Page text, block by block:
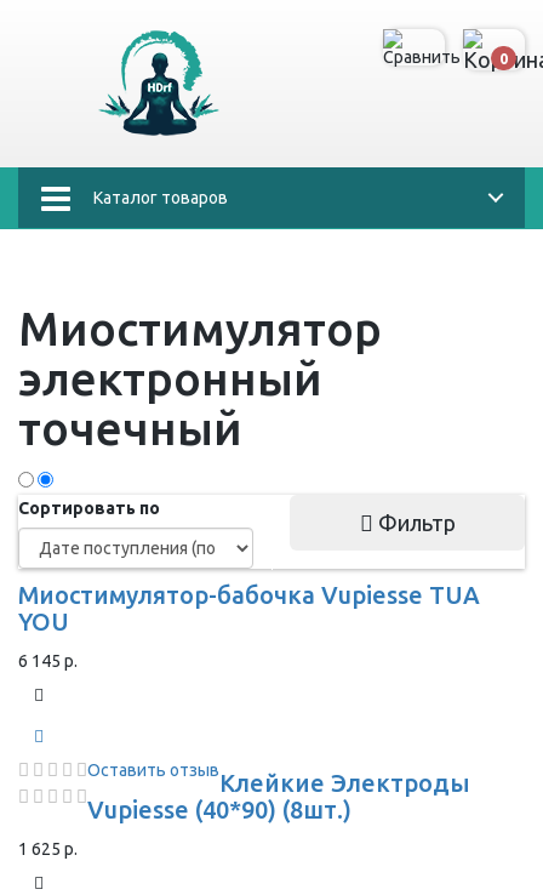
0
Каталог товаров
Миостимулятор
электронный
точечный
Сортировать по
Фильтр
Миостимулятор-бабочка Vupiesse TUA
YOU
6 145 р.
Оставить отзывКлейкие Электроды
Vupiesse (40*90) (8шт.)
1 625 р.